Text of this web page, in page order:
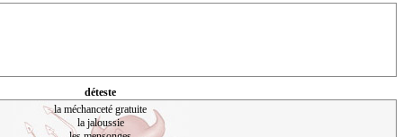
déteste
la méchanceté gratuite
la jaloussie